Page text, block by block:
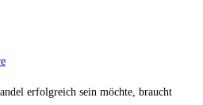
erfolgreich sein möchte, braucht